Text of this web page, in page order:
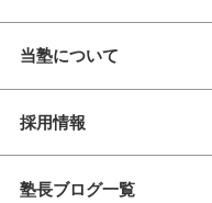
当塾について
採用情報
塾長ブログ一覧